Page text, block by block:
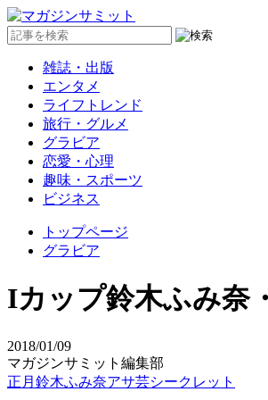
雑誌・出版
エンタメ
ライフトレンド
旅行・グルメ
グラビア
恋愛・心理
趣味・スポーツ
ビジネス
トップページ
グラビア
Iカップ鈴木ふみ奈
2018/01/09
マガジンサミット編集部
正月 鈴木ふみ奈アサ芸シークレット